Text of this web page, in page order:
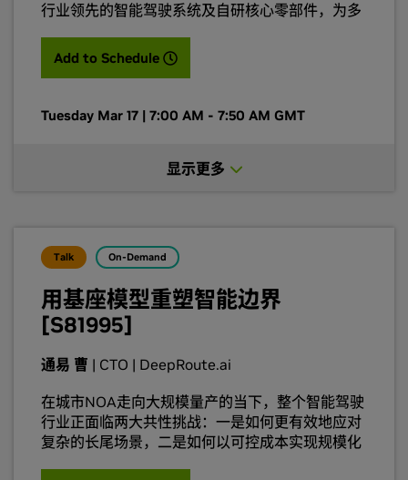
行业领先的智能驾驶系统及自研核心零部件，为多
能驾驶解决方案，推动智能驾驶功能全面普及，提
升消费者的移动出行体验。演讲内容将为听众介绍
量产成果以及未来规划。
Add to Schedule (opens in a new tab)
Tuesday Mar 17 | 7:00 AM - 7:50 AM GMT
显示更多
Talk On-Demand
用基座模型重塑智能边界
[S81995]
通易 曹 | CTO | DeepRoute.ai
在城市NOA走向大规模量产的当下，整个智能驾驶
行业正面临两大共性挑战：一是如何更有效地应对
复杂的长尾场景，二是如何以可控成本实现规模化